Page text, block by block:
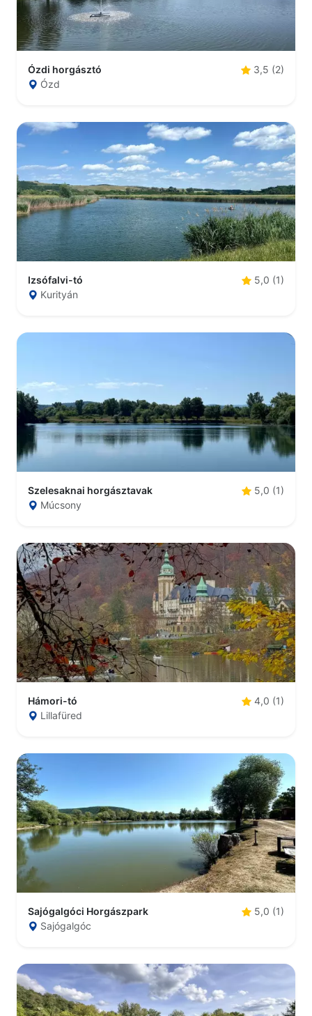
Ózdi horgásztó
3,5 (2)
Ózd
Izsófalvi-tó
5,0 (1)
Kurityán
Szelesaknai horgásztavak
5,0 (1)
Múcsony
Hámori-tó
4,0 (1)
Lillafüred
Sajógalgóci Horgászpark
5,0 (1)
Sajógalgóc